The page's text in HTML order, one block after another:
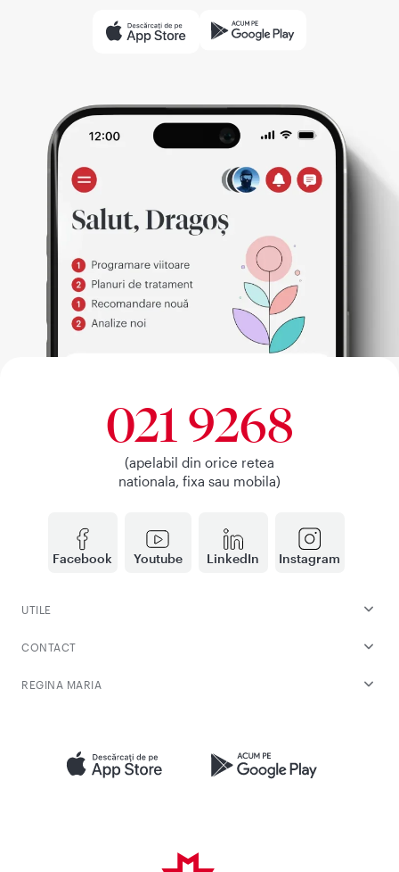
Facebook Youtube LinkedIn Instagram
021 9268
(apelabil din orice retea
nationala, fixa sau mobila)
UTILE
CONTACT
REGINA MARIA